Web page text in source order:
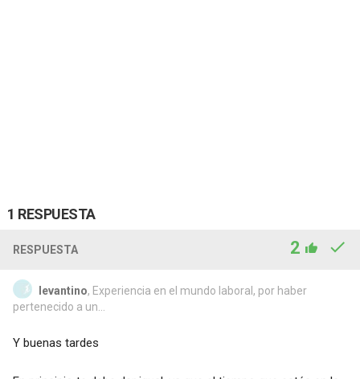
1 RESPUESTA
RESPUESTA 2
levantino, Experiencia en el mundo laboral, por haber
pertenecido a un...
Y buenas tardes